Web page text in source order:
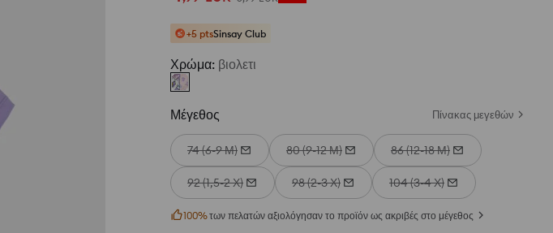
+5 ptsSinsay Club
Χρώμα: βιολετι
Μέγεθος Πίνακας μεγεθών
74 (6-9 Μ) 80 (9-12 Μ) 86 (12-18 Μ)
92 (1,5-2 Χ) 98 (2-3 Χ) 104 (3-4 Χ)
100%των πελατών αξιολόγησαν το προϊόν ως ακριβές στο μέγεθος